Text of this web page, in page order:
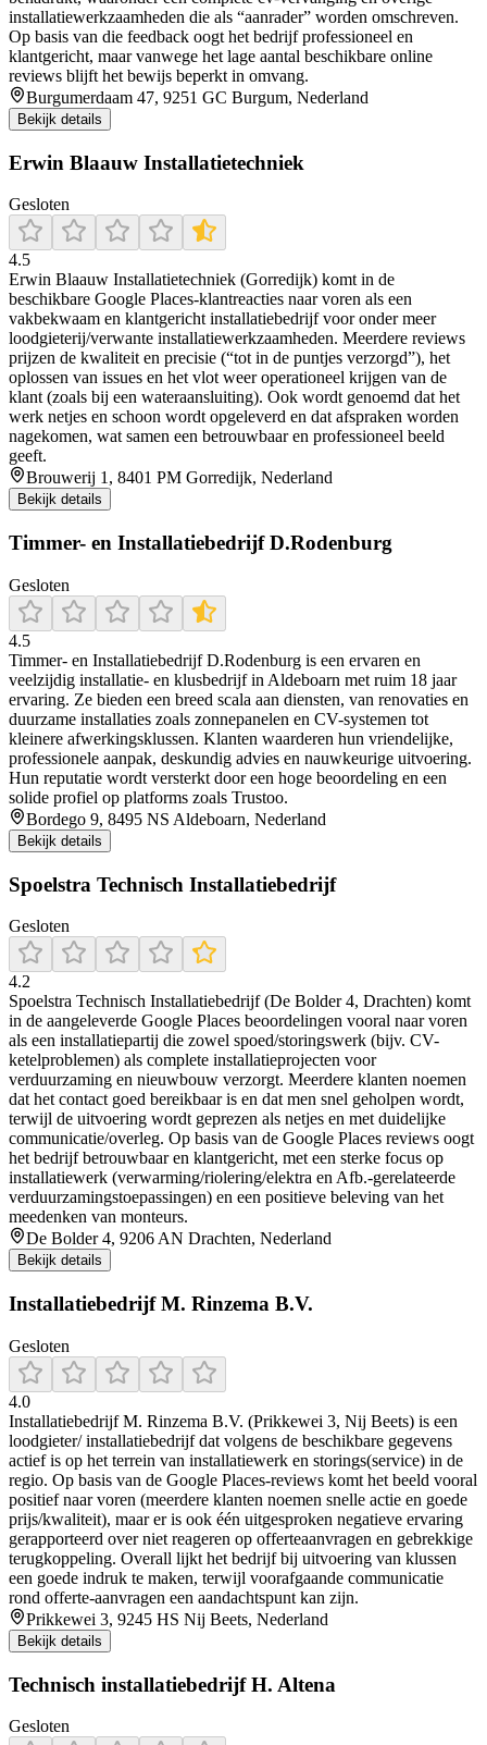
installatiewerkzaamheden die als “aanrader” worden omschreven.
Op basis van die feedback oogt het bedrijf professioneel en
klantgericht, maar vanwege het lage aantal beschikbare online
reviews blijft het bewijs beperkt in omvang.
Burgumerdaam 47, 9251 GC Burgum, Nederland
Bekijk details
Erwin Blaauw Installatietechniek
Gesloten
4.5
Erwin Blaauw Installatietechniek (Gorredijk) komt in de
beschikbare Google Places-klantreacties naar voren als een
vakbekwaam en klantgericht installatiebedrijf voor onder meer
loodgieterij/verwante installatiewerkzaamheden. Meerdere reviews
prijzen de kwaliteit en precisie (“tot in de puntjes verzorgd”), het
oplossen van issues en het vlot weer operationeel krijgen van de
klant (zoals bij een wateraansluiting). Ook wordt genoemd dat het
werk netjes en schoon wordt opgeleverd en dat afspraken worden
nagekomen, wat samen een betrouwbaar en professioneel beeld
geeft.
Brouwerij 1, 8401 PM Gorredijk, Nederland
Bekijk details
Timmer- en Installatiebedrijf D.Rodenburg
Gesloten
4.5
Timmer- en Installatiebedrijf D.Rodenburg is een ervaren en
veelzijdig installatie- en klusbedrijf in Aldeboarn met ruim 18 jaar
ervaring. Ze bieden een breed scala aan diensten, van renovaties en
duurzame installaties zoals zonnepanelen en CV-systemen tot
kleinere afwerkingsklussen. Klanten waarderen hun vriendelijke,
professionele aanpak, deskundig advies en nauwkeurige uitvoering.
Hun reputatie wordt versterkt door een hoge beoordeling en een
solide profiel op platforms zoals Trustoo.
Bordego 9, 8495 NS Aldeboarn, Nederland
Bekijk details
Spoelstra Technisch Installatiebedrijf
Gesloten
4.2
Spoelstra Technisch Installatiebedrijf (De Bolder 4, Drachten) komt
in de aangeleverde Google Places beoordelingen vooral naar voren
als een installatiepartij die zowel spoed/storingswerk (bijv. CV-
ketelproblemen) als complete installatieprojecten voor
verduurzaming en nieuwbouw verzorgt. Meerdere klanten noemen
dat het contact goed bereikbaar is en dat men snel geholpen wordt,
terwijl de uitvoering wordt geprezen als netjes en met duidelijke
communicatie/overleg. Op basis van de Google Places reviews oogt
het bedrijf betrouwbaar en klantgericht, met een sterke focus op
installatiewerk (verwarming/riolering/elektra en Afb.-gerelateerde
verduurzamingstoepassingen) en een positieve beleving van het
meedenken van monteurs.
De Bolder 4, 9206 AN Drachten, Nederland
Bekijk details
Installatiebedrijf M. Rinzema B.V.
Gesloten
4.0
Installatiebedrijf M. Rinzema B.V. (Prikkewei 3, Nij Beets) is een
loodgieter/ installatiebedrijf dat volgens de beschikbare gegevens
actief is op het terrein van installatiewerk en storings(service) in de
regio. Op basis van de Google Places-reviews komt het beeld vooral
positief naar voren (meerdere klanten noemen snelle actie en goede
prijs/kwaliteit), maar er is ook één uitgesproken negatieve ervaring
gerapporteerd over niet reageren op offerteaanvragen en gebrekkige
terugkoppeling. Overall lijkt het bedrijf bij uitvoering van klussen
een goede indruk te maken, terwijl voorafgaande communicatie
rond offerte-aanvragen een aandachtspunt kan zijn.
Prikkewei 3, 9245 HS Nij Beets, Nederland
Bekijk details
Technisch installatiebedrijf H. Altena
Gesloten